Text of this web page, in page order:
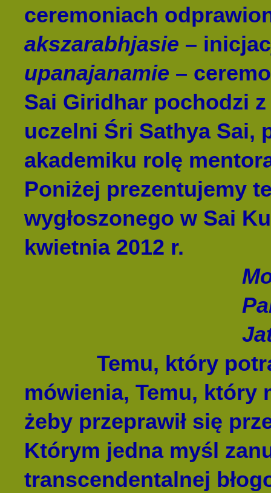
ceremoniach
akszarabhjasie –
upanajanamie –
Sai Giridhar pochodzi
uczelni Śri Sathya Sai,
akademiku rolę
Poniżej prezentujemy
wygłoszonego w Sai
kwietnia 2012 r.
Pangoom
Jatkripa
Temu, który potrafi
mówienia, Temu, który
żeby przeprawił się
Którym jedna myśl
transcendentalnej